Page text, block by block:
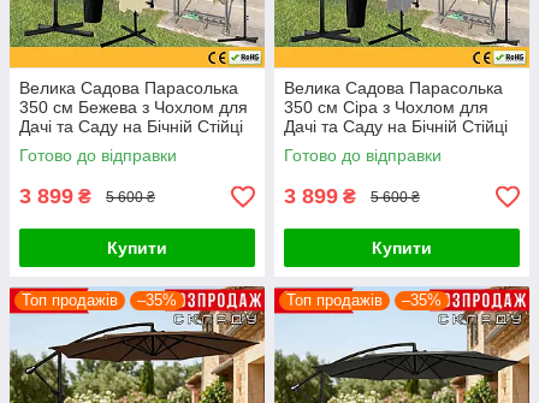
Велика Садова Парасолька
350 см Бежева з Чохлом для
Дачі та Саду на Бічній Стійці
Розкладна Вулична з
Нахилом GardenLine
Готово до відправки
3 899 ₴ 5 600 ₴
Купити
Велика Садова Парасолька
350 см Сіра з Чохлом для
Дачі та Саду на Бічній Стійці
Розкладна Вулична з
Нахилом GardenLine
Готово до відправки
3 899 ₴ 5 600 ₴
Купити
Топ продажів –35% Топ продажів –35%